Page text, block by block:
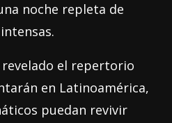
noche repleta de
revelado el repertorio
en Latinoamérica,
puedan revivir